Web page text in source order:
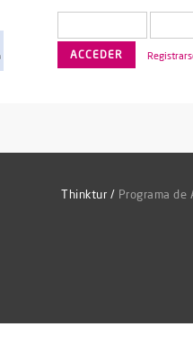
Thinktur / Programa de